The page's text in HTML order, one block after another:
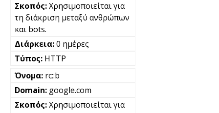
Χρησιμοποιείται για
τη διάκριση μεταξύ ανθρώπων
και bots.
0 ημέρες
HTTP
rc::b
google.com
Χρησιμοποιείται για